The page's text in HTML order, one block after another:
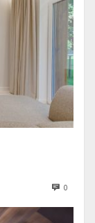
0